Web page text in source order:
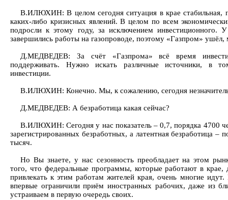
В.ИЛЮХИН: В целом сегодня ситуация в крае стабильная,
каких-либо кризисных явлений. В целом по всем
подросли к этому году, за исключением инвестиционного.
завершились работы на газопроводе, поэтому «Газпром» ушёл,
Д.МЕДВЕДЕВ: За счёт «Газпрома» всё время
поддерживать. Нужно искать различные источники, в
инвестиции.
В.ИЛЮХИН: Конечно. Мы, к сожалению, сегодня
Д.МЕДВЕДЕВ: А безработица какая сейчас?
В.ИЛЮХИН: Сегодня у нас показатель – 0,7, порядка 4700
зарегистрированных безработных, а латентная безработица –
тысяч.
Но Вы знаете, у нас сезонность преобладает на этом
того, что федеральные программы, которые работают в крае,
привлекать к этим работам жителей края, очень многие
впервые ограничили приём иностранных рабочих, даже из
устраиваем в первую очередь своих.